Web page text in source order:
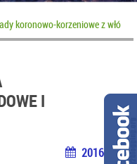
koronowo-korzeniowe z
I
2016-12-09